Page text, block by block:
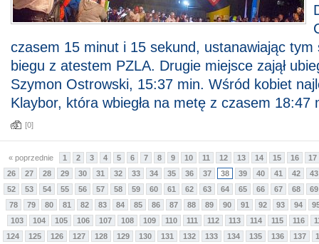
czasem 15 minut i 15 sekund, ustanawiając
biegu z atestem PZLA. Drugie miejsce zajął
Szymon Ostrowski, 15:37 min. Wśród kobiet
Klaybor, która wbiegła na metę z czasem 18:47
[0]
« poprzednie 1 2 3 4 5 6 7 8 9 10 11 12 13 14 15 16
17
26
27 28 29 30 31 32 33 34 35 36 37 38 39 40 41 42
43
52
53 54 55 56 57 58 59 60 61 62 63 64 65 66 67 68
69
78
79 80 81 82 83 84 85 86 87 88 89 90 91 92 93 94
103
104 105 106 107 108 109 110 111 112 113 114 115 116
124
125 126 127 128 129 130 131 132 133 134 135 136 137